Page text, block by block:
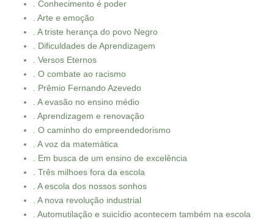
. Conhecimento é poder
. Arte e emoção
. A triste herança do povo Negro
. Dificuldades de Aprendizagem
. Versos Eternos
. O combate ao racismo
. Prêmio Fernando Azevedo
. A evasão no ensino médio
. Aprendizagem e renovação
. O caminho do empreendedorismo
. A voz da matemática
. Em busca de um ensino de excelência
. Três milhoes fora da escola
. A escola dos nossos sonhos
. A nova revolução industrial
. Automutilação e suicídio acontecem também na escola